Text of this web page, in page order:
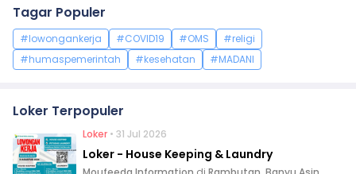
Tagar Populer
#lowongankerja #COVID19 #OMS
#religi
#humaspemerintah
#kesehatan #MADANI
Loker Terpopuler
Loker • 31 Jul 2026
Loker - House Keeping & Laundry